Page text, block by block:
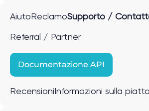
Aiuto ReclamoSupporto /
Referral / Partner
Documentazione API
Recensioni Informazioni sulla